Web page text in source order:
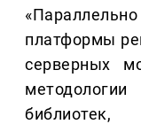
платформы
серверных
библиотек,